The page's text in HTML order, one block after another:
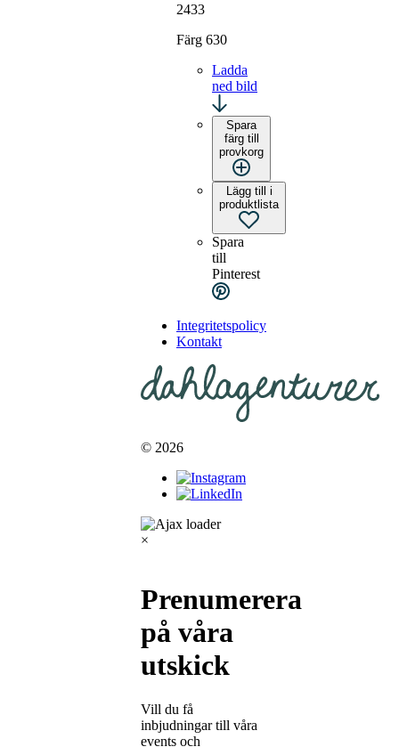
2433
Färg 630
Ladda
ned bild
Spara
färg till
provkorg
Lägg till i
produktlista
Spara
till
Pinterest
Integritetspolicy
Kontakt
© 2026
×
Prenumerera
på våra
utskick
Vill du få
inbjudningar till våra
events och